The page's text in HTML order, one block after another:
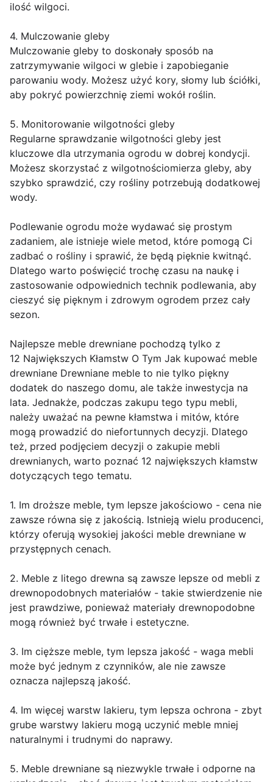
ilość wilgoci.
4. Mulczowanie gleby
Mulczowanie gleby to doskonały sposób na
zatrzymywanie wilgoci w glebie i zapobieganie
parowaniu wody. Możesz użyć kory, słomy lub ściółki,
aby pokryć powierzchnię ziemi wokół roślin.
5. Monitorowanie wilgotności gleby
Regularne sprawdzanie wilgotności gleby jest
kluczowe dla utrzymania ogrodu w dobrej kondycji.
Możesz skorzystać z wilgotnościomierza gleby, aby
szybko sprawdzić, czy rośliny potrzebują dodatkowej
wody.
Podlewanie ogrodu może wydawać się prostym
zadaniem, ale istnieje wiele metod, które pomogą Ci
zadbać o rośliny i sprawić, że będą pięknie kwitnąć.
Dlatego warto poświęcić trochę czasu na naukę i
zastosowanie odpowiednich technik podlewania, aby
cieszyć się pięknym i zdrowym ogrodem przez cały
sezon.
Najlepsze meble drewniane pochodzą tylko z
12 Największych Kłamstw O Tym Jak kupować meble
drewniane Drewniane meble to nie tylko piękny
dodatek do naszego domu, ale także inwestycja na
lata. Jednakże, podczas zakupu tego typu mebli,
należy uważać na pewne kłamstwa i mitów, które
mogą prowadzić do niefortunnych decyzji. Dlatego
też, przed podjęciem decyzji o zakupie mebli
drewnianych, warto poznać 12 największych kłamstw
dotyczących tego tematu.
1. Im droższe meble, tym lepsze jakościowo - cena nie
zawsze równa się z jakością. Istnieją wielu producenci,
którzy oferują wysokiej jakości meble drewniane w
przystępnych cenach.
2. Meble z litego drewna są zawsze lepsze od mebli z
drewnopodobnych materiałów - takie stwierdzenie nie
jest prawdziwe, ponieważ materiały drewnopodobne
mogą również być trwałe i estetyczne.
3. Im cięższe meble, tym lepsza jakość - waga mebli
może być jednym z czynników, ale nie zawsze
oznacza najlepszą jakość.
4. Im więcej warstw lakieru, tym lepsza ochrona - zbyt
grube warstwy lakieru mogą uczynić meble mniej
naturalnymi i trudnymi do naprawy.
5. Meble drewniane są niezwykle trwałe i odporne na